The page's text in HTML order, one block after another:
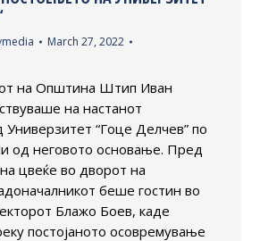
March 27, 2022
на Општина Штип Иван
на настанот
Универзитет “Гоце Делчев” по
од неговото основање. Пред
цвеќе во дворот на
беше гостин во
Блажо Боев, каде
постојаното осовремување